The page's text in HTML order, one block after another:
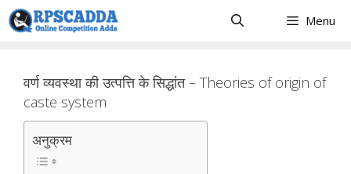
Skip
to
Menu
वर्ण व्यवस्था की उत्पत्ति के सिद्धांत – Theories of origin of
caste system
अनुक्रम